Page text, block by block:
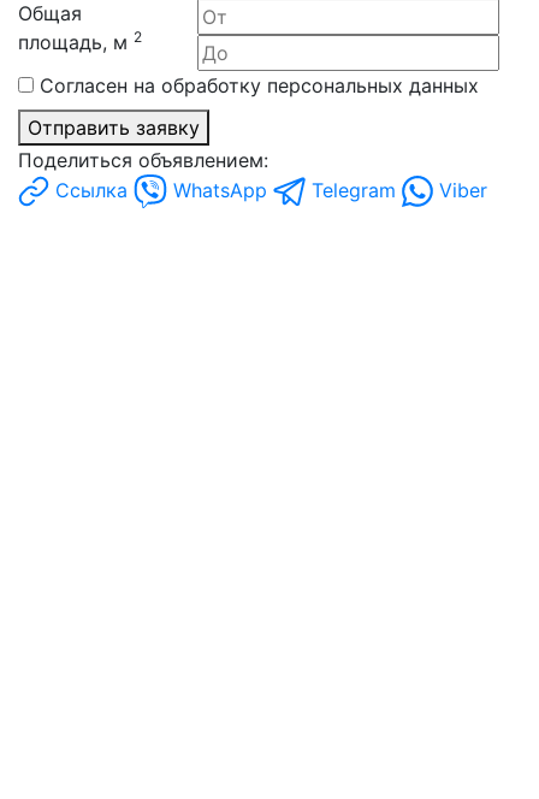
Общая
площадь, м 2
Согласен на обработку персональных данных
Отправить заявку
Поделиться объявлением:
Ссылка
WhatsApp Telegram Viber